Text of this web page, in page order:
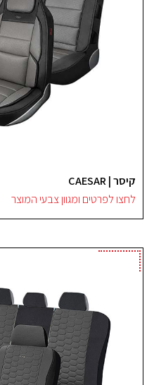
קיסר | CAESAR
לחצו לפרטים ומגוון צבעי המוצר